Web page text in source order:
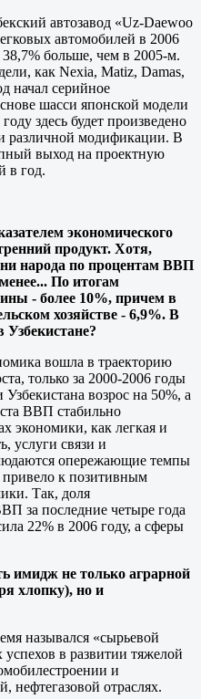
автозавод «Uz-Daewoo
автомобилей в 2006
больше, чем в 2005-м.
как Nexia, Matiz, Damas,
начал серийное
шасси японской модели
здесь будет произведено
различной модификации. В
выход на проектную
в год.
экономического
продукт. Хотя,
народа по процентам ВВП
По итогам
- более 10%, причем в
хозяйстве - 6,9%. В
вошла в траекторию
только за 2000-2006 годы
возрос на 50%, а
ВВП стабильно
экономики, как легкая и
услуги связи и
опережающие темпы
к позитивным
Так, доля
за последние четыре года
22% в 2006 году, а сферы
имидж не только аграрной
хлопку), но и
назывался «сырьевой
в развитии тяжелой
и
нефтегазовой отраслях.